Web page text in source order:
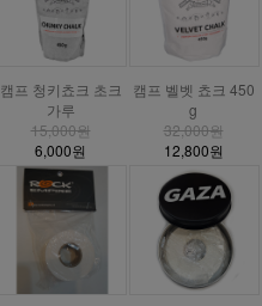
캠프 청키쵸크 초크
가루
15,000원
6,000원
캠프 벨벳 쵸크 450
g
32,000원
12,800원